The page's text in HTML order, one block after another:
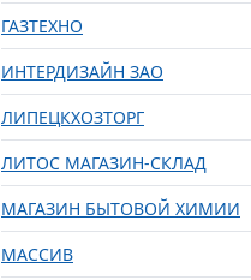
ГАЗТЕХНО
ИНТЕРДИЗАЙН ЗАО
ЛИПЕЦКХОЗТОРГ
ЛИТОС МАГАЗИН-СКЛАД
МАГАЗИН БЫТОВОЙ ХИМИИ
МАССИВ